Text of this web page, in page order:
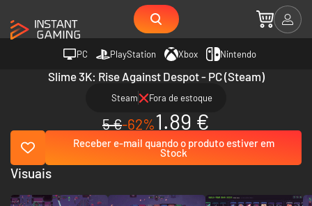
PC PlayStation Xbox Nintendo
Slime 3K: Rise Against Despot - PC (Steam)
Steam Fora de estoque
5 €-62%1.89 €
Receber e-mail quando o produto estiver em
Stock
Visuais